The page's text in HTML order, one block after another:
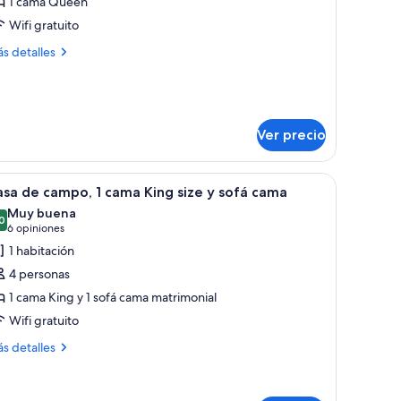
Wifi gratuito
detalles
Ver precio
tapiz floral, una mesita de noche con una lámpara y una puerta con
Una habitación de hotel con una cama
3 de campo, 1 cama King size y sofá cama
de 10
Muy buena
6 opiniones
(6
opiniones)
1 habitación
4 personas
1 cama King y 1 sofá cama matrimonial
Wifi gratuito
detalles